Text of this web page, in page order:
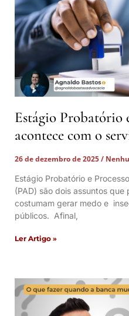
Estágio Probatório
acontece com o
26 de dezembro de 2025
Estágio Probatório e
(PAD) são dois assuntos que
costumam gerar medo e
públicos. Afinal,
Ler Artigo »